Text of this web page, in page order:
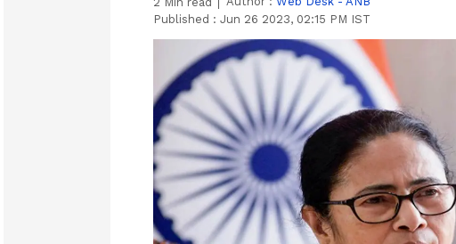
Published : Jun 26 2023, 02:15 PM IST